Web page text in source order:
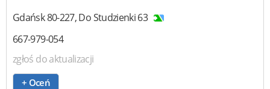
Gdańsk80-227,Do Studzienki 63
667-979-054
zgłoś do aktualizacji
+ Oceń